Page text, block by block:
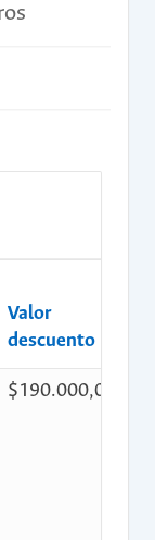
Valor
descuento
$190.000,00